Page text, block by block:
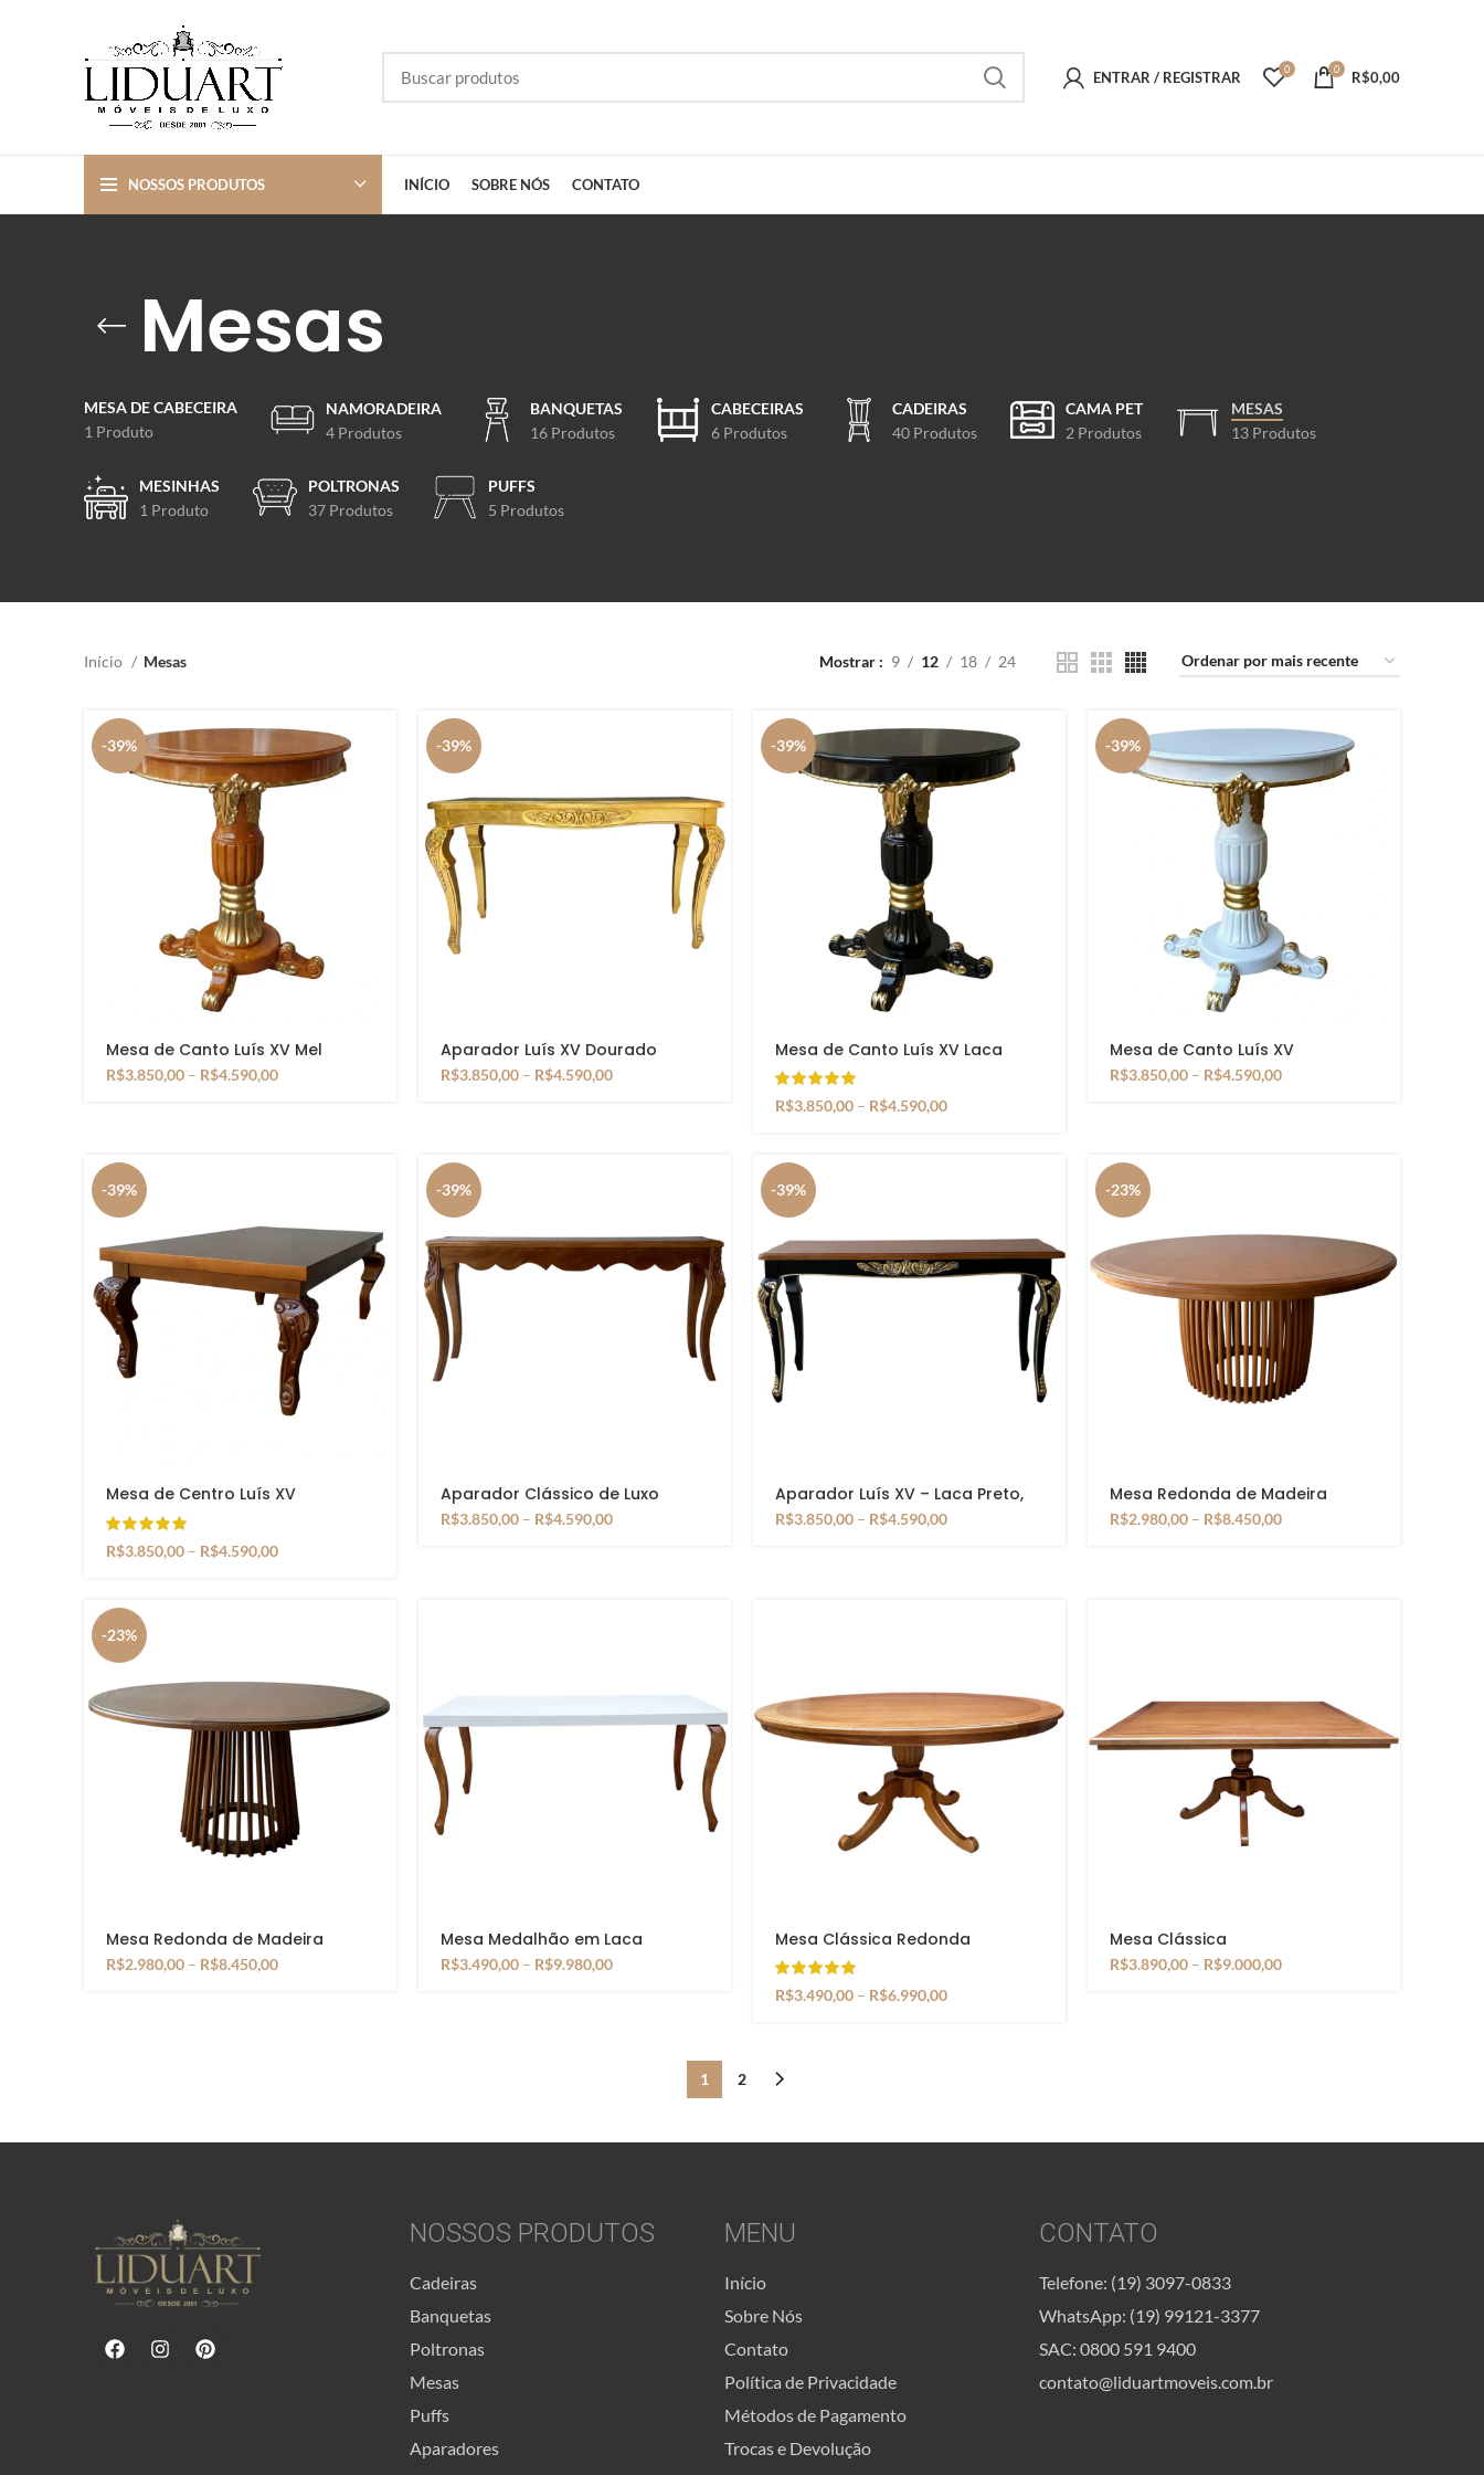
ENTRAR / REGISTRAR 0 0 R$0,00
NOSSOS PRODUTOS INÍCIO SOBRE NÓS CONTATO
Mesas
MESA DE CABECEIRA
1 Produto
NAMORADEIRA
4 Produtos
BANQUETAS
16 Produtos
CABECEIRAS
6 Produtos
CADEIRAS
40 Produtos
CAMA PET
2 Produtos
MESAS
13 Produtos
MESINHAS
1 Produto
POLTRONAS
37 Produtos
PUFFS
5 Produtos
Início Mesas Mostrar 9 12 18 24
-39%
Mesa de Canto Luís XV Mel
Castanho
R$3.850,00 – R$4.590,00
-39%
Aparador Luís XV Dourado
R$3.850,00 – R$4.590,00
-39%
Mesa de Canto Luís XV Laca
Preto
R$3.850,00 – R$4.590,00
-39%
Mesa de Canto Luís XV
R$3.850,00 – R$4.590,00
-39%
Mesa de Centro Luís XV
R$3.850,00 – R$4.590,00
-39%
Aparador Clássico de Luxo
Entalhado
R$3.850,00 – R$4.590,00
-39%
Aparador Luís XV – Laca Preto,
Dourado e Tampo Natural
R$3.850,00 – R$4.590,00
-23%
Mesa Redonda de Madeira
Maciça com Base Ripada
R$2.980,00 – R$8.450,00
-23%
Mesa Redonda de Madeira
Maciça Base Ripada
R$2.980,00 – R$8.450,00
Mesa Medalhão em Laca
R$3.490,00 – R$9.980,00
Mesa Clássica Redonda
R$3.490,00 – R$6.990,00
Mesa Clássica
R$3.890,00 – R$9.000,00
1 2
NOSSOS PRODUTOS
Cadeiras
Banquetas
Poltronas
Mesas
Puffs
Aparadores
MENU
Início
Sobre Nós
Contato
Política de Privacidade
Métodos de Pagamento
Trocas e Devolução
CONTATO
Telefone: (19) 3097-0833
WhatsApp: (19) 99121-3377
SAC: 0800 591 9400
contato@liduartmoveis.com.br